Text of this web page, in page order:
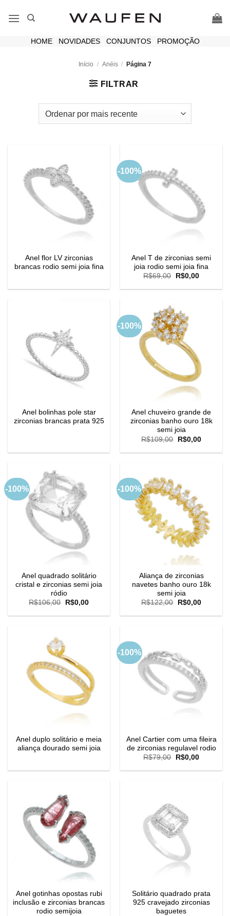
HOME| NOVIDADES| CONJUNTOS| PROMOÇÃO
Início / Anéis / Página 7
FILTRAR
Anel flor LV zirconias
brancas rodio semi joia fina
-100%
Anel T de zirconias semi
joia rodio semi joia fina
R$69,00
O
original
R$0,00O
atual
Anel bolinhas pole star
zirconias brancas prata 925
-100%
Anel chuveiro grande de
zirconias banho ouro 18k
semi joia
R$109,00
O
preço
original
R$0,00O
atual
-100%
Anel quadrado solitário
cristal e zirconias semi joia
ródio
R$106,00
O
original
R$0,00O
atual
-100%
Aliança de zirconias
navetes banho ouro 18k
semi joia
R$122,00
O
original
R$0,00O
atual
Anel duplo solitário e meia
aliança dourado semi joia
-100%
Anel Cartier com uma fileira
de zirconias regulavel rodio
R$79,00
O
original
R$0,00O
atual
Anel gotinhas opostas rubi
inclusão e zirconias brancas
rodio semijoia
Solitário quadrado prata
925 cravejado zirconias
baguetes